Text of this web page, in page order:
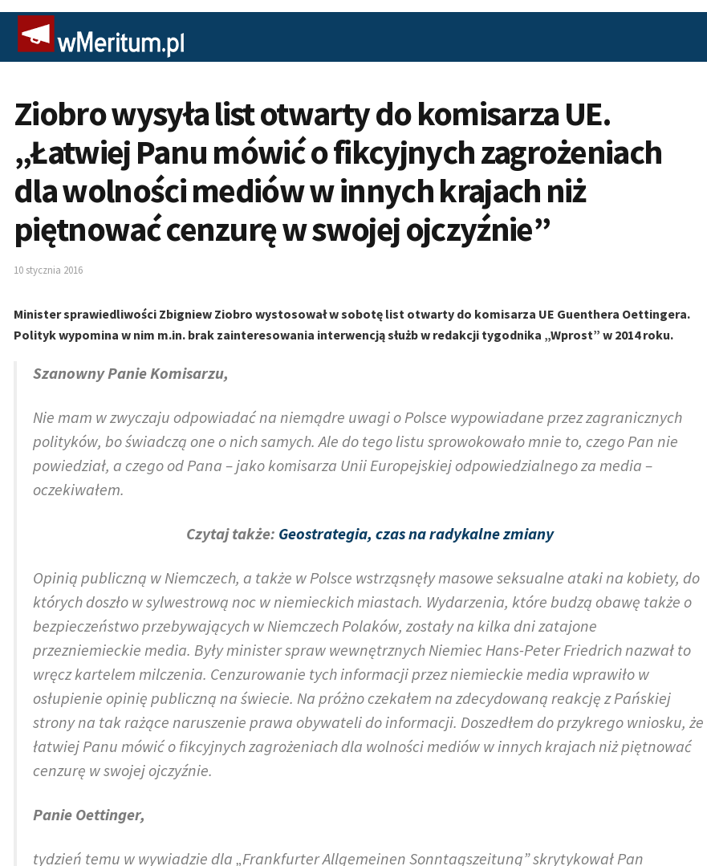
Ziobro wysyła list otwarty do komisarza UE.
„Łatwiej Panu mówić o fikcyjnych zagrożeniach
dla wolności mediów w innych krajach niż
piętnować cenzurę w swojej ojczyźnie”
10 stycznia 2016
Minister sprawiedliwości Zbigniew Ziobro wystosował w sobotę list otwarty do komisarza UE Guenthera Oettingera.
Polityk wypomina w nim m.in. brak zainteresowania interwencją służb w redakcji tygodnika „Wprost” w 2014 roku.
Szanowny Panie Komisarzu,
Nie mam w zwyczaju odpowiadać na niemądre uwagi o Polsce wypowiadane przez zagranicznych
polityków, bo świadczą one o nich samych. Ale do tego listu sprowokowało mnie to, czego Pan nie
powiedział, a czego od Pana – jako komisarza Unii Europejskiej odpowiedzialnego za media –
oczekiwałem.
Czytaj także: Geostrategia, czas na radykalne zmiany
Opinią publiczną w Niemczech, a także w Polsce wstrząsnęły masowe seksualne ataki na kobiety, do
których doszło w sylwestrową noc w niemieckich miastach. Wydarzenia, które budzą obawę także o
bezpieczeństwo przebywających w Niemczech Polaków, zostały na kilka dni zatajone
przezniemieckie media. Były minister spraw wewnętrznych Niemiec Hans-Peter Friedrich nazwał to
wręcz kartelem milczenia. Cenzurowanie tych informacji przez niemieckie media wprawiło w
osłupienie opinię publiczną na świecie. Na próżno czekałem na zdecydowaną reakcję z Pańskiej
strony na tak rażące naruszenie prawa obywateli do informacji. Doszedłem do przykrego wniosku, że
łatwiej Panu mówić o fikcyjnych zagrożeniach dla wolności mediów w innych krajach niż piętnować
cenzurę w swojej ojczyźnie.
Panie Oettinger,
tydzień temu w wywiadzie dla „Frankfurter Allgemeinen Sonntagszeitung” skrytykował Pan